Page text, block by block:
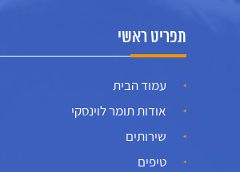
תפריט ראשי
עמוד הבית
אודות תומר לוינסקי
שירותים
טיפים